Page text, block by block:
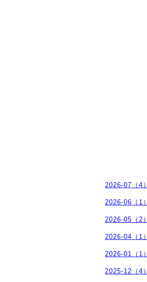
2026-07（4）
2026-06（1）
2026-05（2）
2026-04（1）
2026-01（1）
2025-12（4）